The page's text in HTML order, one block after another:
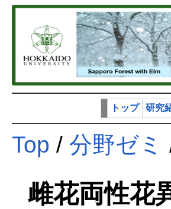
トップ 研究
Top / 分野ゼミ
雌花両性花